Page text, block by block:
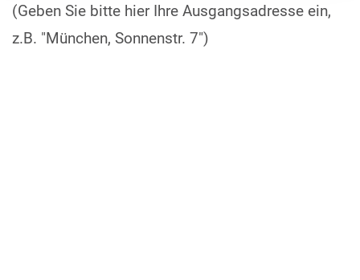
(Geben Sie bitte hier Ihre Ausgangsadresse ein,
z.B. "München, Sonnenstr. 7")